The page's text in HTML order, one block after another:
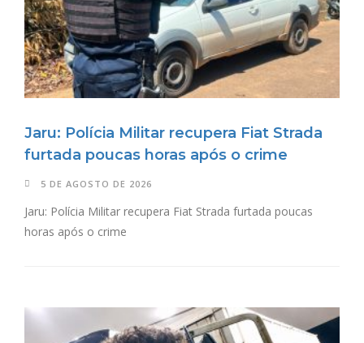
Jaru: Polícia Militar recupera Fiat Strada
furtada poucas horas após o crime
5 DE AGOSTO DE 2026
Jaru: Polícia Militar recupera Fiat Strada furtada poucas
horas após o crime